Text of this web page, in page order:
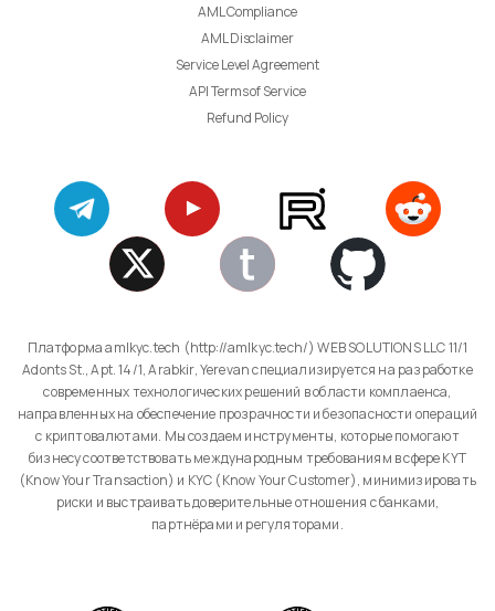
AML Compliance
AML Disclaimer
Service Level Agreement
API Terms of Service
Refund Policy
Платформа amlkyc.tech (http://amlkyc.tech/) WEB SOLUTIONS LLC 11/1
Adonts St., Apt. 14/1, Arabkir, Yerevan специализируется на разработке
современных технологических решений в области комплаенса,
направленных на обеспечение прозрачности и безопасности операций
с криптовалютами. Мы создаем инструменты, которые помогают
бизнесу соответствовать международным требованиям в сфере KYT
(Know Your Transaction) и KYC (Know Your Customer), минимизировать
риски и выстраивать доверительные отношения с банками,
партнёрами и регуляторами.